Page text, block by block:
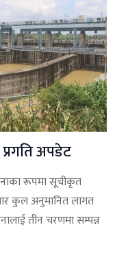
अपडेट
रूपमा सूचीकृत
कुल अनुमानित लागत
तीन चरणमा सम्पन्न